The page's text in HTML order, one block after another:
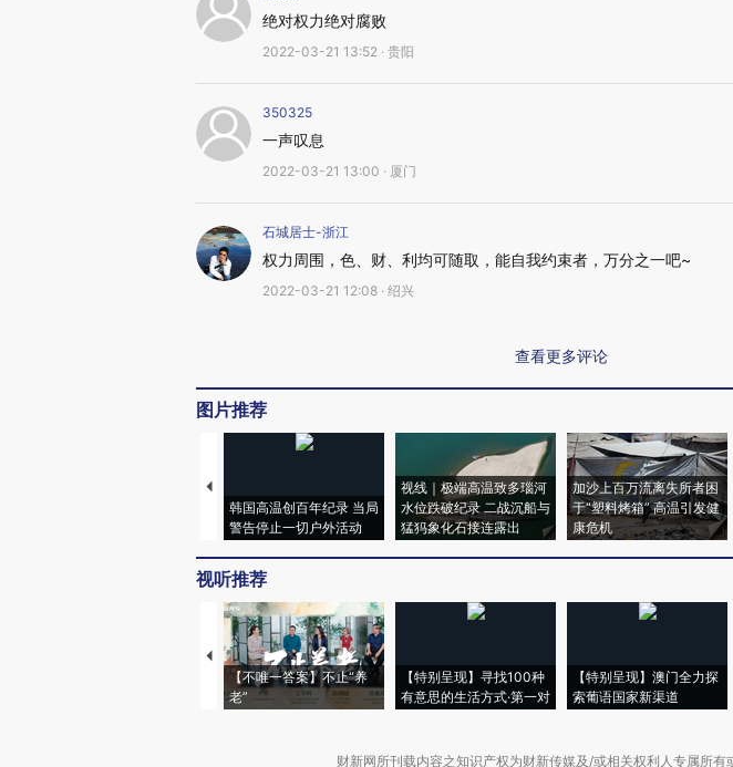
绝对权力绝对腐败
2022-03-21 13:52 · 贵阳
350325
一声叹息
2022-03-21 13:00 · 厦门
石城居士-浙江
权力周围，色、财、利均可随取，能自我约束者，万分之一吧~
2022-03-21 12:08 · 绍兴
查看更多评论
图片推荐
韩国高温创百年纪录 当局
警告停止一切户外活动
视线｜极端高温致多瑙河
水位跌破纪录 二战沉船与
猛犸象化石接连露出
加沙上百万流离失所者困
于“塑料烤箱” 高温引发健
康危机
视听推荐
【不唯一答案】不止“养
老”
【特别呈现】寻找100种
有意思的生活方式·第一对
【特别呈现】澳门全力探
索葡语国家新渠道
财新网所刊载内容之知识产权为财新传媒及/或相关权利人专属所